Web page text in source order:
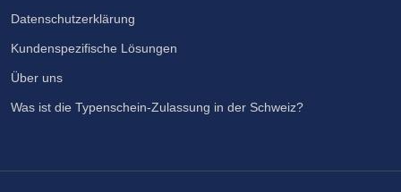
Datenschutzerklärung
Kundenspezifische Lösungen
Über uns
Was ist die Typenschein-Zulassung in der Schweiz?